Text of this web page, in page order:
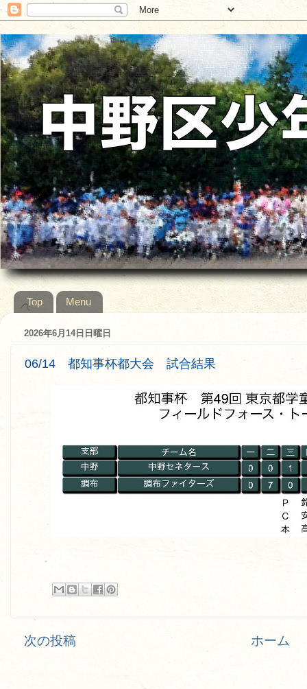
Top Menu
2026年6月14日日曜日
06/14 都知事杯都大会 試合結果
次の投稿 ホーム